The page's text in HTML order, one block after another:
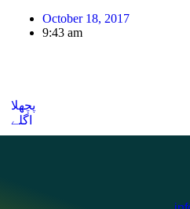
October 18, 2017
9:43 am
پچھلا
اگلے